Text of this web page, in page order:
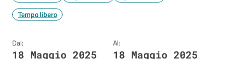
Tempo libero
Dal:
18 Maggio 2025
Al:
18 Maggio 2025